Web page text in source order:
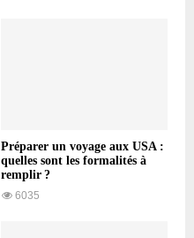
Préparer un voyage aux USA :
quelles sont les formalités à
remplir ?
6035